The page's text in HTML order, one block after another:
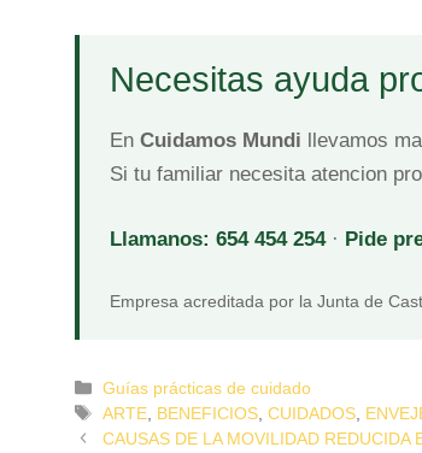
Necesitas ayuda
En Cuidamos Mundi llevamos
Si tu familiar necesita atencion
Llamanos: 654 454 254· Pide
Empresa acreditada por la Junta de
Guías prácticas de cuidado
ARTE BENEFICIOS ,CUIDADOS
CAUSAS DE LA MOVILIDAD REDUCIDA